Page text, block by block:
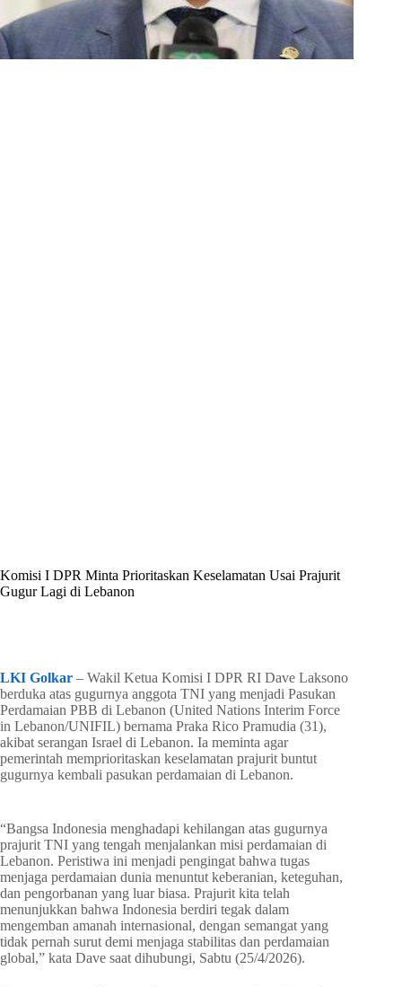
Komisi I DPR Minta Prioritaskan Keselamatan Usai Prajurit
Gugur Lagi di Lebanon
LKI Golkar – Wakil Ketua Komisi I DPR RI Dave Laksono
berduka atas gugurnya anggota TNI yang menjadi Pasukan
Perdamaian PBB di Lebanon (United Nations Interim Force
in Lebanon/UNIFIL) bernama Praka Rico Pramudia (31),
akibat serangan Israel di Lebanon. Ia meminta agar
pemerintah memprioritaskan keselamatan prajurit buntut
gugurnya kembali pasukan perdamaian di Lebanon.
“Bangsa Indonesia menghadapi kehilangan atas gugurnya
prajurit TNI yang tengah menjalankan misi perdamaian di
Lebanon. Peristiwa ini menjadi pengingat bahwa tugas
menjaga perdamaian dunia menuntut keberanian, keteguhan,
dan pengorbanan yang luar biasa. Prajurit kita telah
menunjukkan bahwa Indonesia berdiri tegak dalam
mengemban amanah internasional, dengan semangat yang
tidak pernah surut demi menjaga stabilitas dan perdamaian
global,” kata Dave saat dihubungi, Sabtu (25/4/2026).